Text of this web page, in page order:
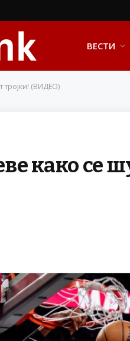
ВЕСТИ
тројки! (ВИДЕО)
како се